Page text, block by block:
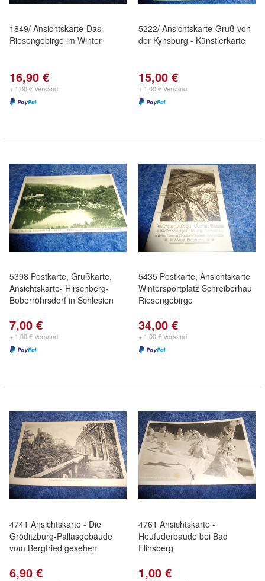
1849/ Ansichtskarte-Das
Riesengebirge im Winter
16,90 €
+ 1,00 € Versand
5222/ Ansichtskarte-Gruß von
der Kynsburg - Künstlerkarte
15,00 €
+ 1,00 € Versand
5398 Postkarte, Grußkarte,
Ansichtskarte- Hirschberg-
Boberröhrsdorf in Schlesien
7,00 €
+ 1,00 € Versand
5435 Postkarte, Ansichtskarte
Wintersportplatz Schreiberhau
Riesengebirge
34,00 €
+ 1,00 € Versand
4741 Ansichtskarte - Die
Gröditzburg-Pallasgebäude
vom Bergfried gesehen
6,90 €
4761 Ansichtskarte -
Heufuderbaude bei Bad
Flinsberg
1,00 €